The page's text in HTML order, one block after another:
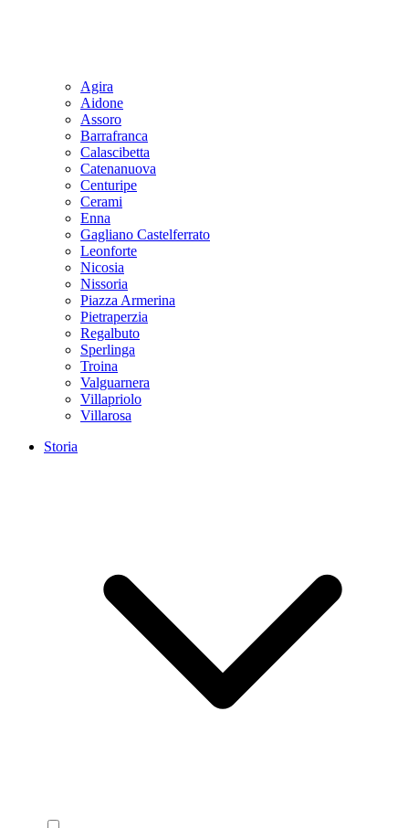
Agira
Aidone
Assoro
Barrafranca
Calascibetta
Catenanuova
Centuripe
Cerami
Enna
Gagliano Castelferrato
Leonforte
Nicosia
Nissoria
Piazza Armerina
Pietraperzia
Regalbuto
Sperlinga
Troina
Valguarnera
Villapriolo
Villarosa
Storia